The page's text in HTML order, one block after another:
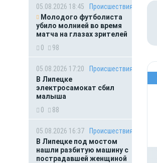
05.08.2026 18:45
Происшествия
Молодого футболиста
убило молнией во время
матча на глазах зрителей
0
98
05.08.2026 17:20
Происшествия
В Липецке
электросамокат сбил
малыша
0
88
05.08.2026 16:37
Происшествия
В Липецке под мостом
нашли разбитую машину с
пострадавшей женщиной